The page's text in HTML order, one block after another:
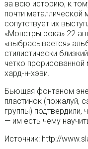
за всю историю, к
почти металлической
сопутствует их
«Монстры рока» 22
«выбрасывается»
стилистически
четко
хард-н-хэви.
Бьющая фонтаном
пластинок (пожалуй,
группы)
— им есть чему
Источник: http://